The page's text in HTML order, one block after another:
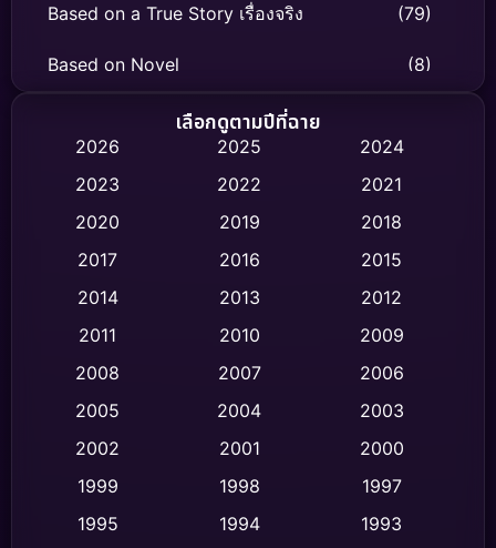
Based on a True Story เรื่องจริง (79)
Based on Novel (8)
Biography ชีวิตจริง
Classic หนังคลาสสิก (47)
Comedy ตลก (454)
Crime อาชญากรรม (532)
Cult Film
Dance เต้น (10)
เลือกดูตามปีที่ฉาย
2026 2025
2024
2023
2022
2021
2020
2019
2018
2017
2016
2015
2014
2013
2012
2011
2010
2009
2008
2007
2006
2005
2004
2003
2002
2001
2000
1999
1998
1997
1995
1994
1993